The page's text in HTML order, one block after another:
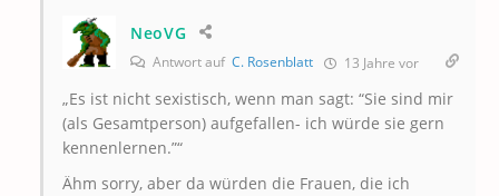
NeoVG
Antwort auf C. Rosenblatt 13 Jahre vor
„Es ist nicht sexistisch, wenn man sagt: “Sie sind mir
(als Gesamtperson) aufgefallen- ich würde sie gern
kennenlernen.”“
Ähm sorry, aber da würden die Frauen, die ich